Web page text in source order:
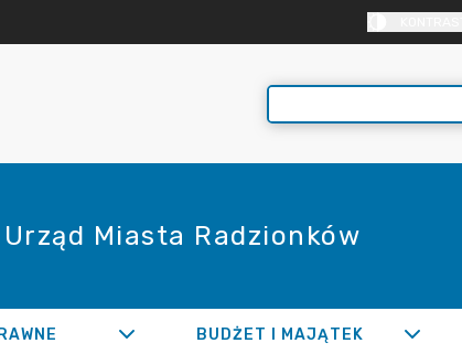
Miasta Radzionków
BUDŻET I MAJĄTEK